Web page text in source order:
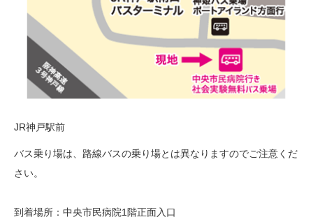
JR神戸駅前
バス乗り場は、路線バスの乗り場とは異なりますのでご注意くだ
さい。
到着場所：中央市民病院1階正面入口